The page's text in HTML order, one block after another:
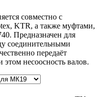
совместно с
KTR, а также муфтами,
Предназначен для
соединительными
передаёт
несоосность валов.